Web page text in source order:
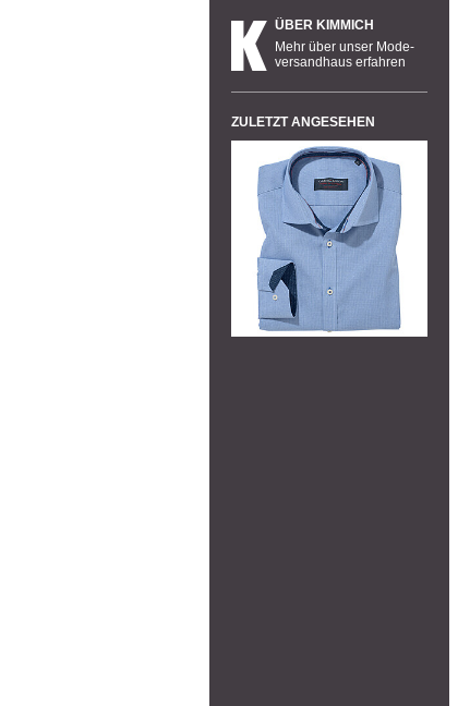
ÜBER KIMMICH
Mehr über unser Mode-
versandhaus erfahren
ZULETZT ANGESEHEN